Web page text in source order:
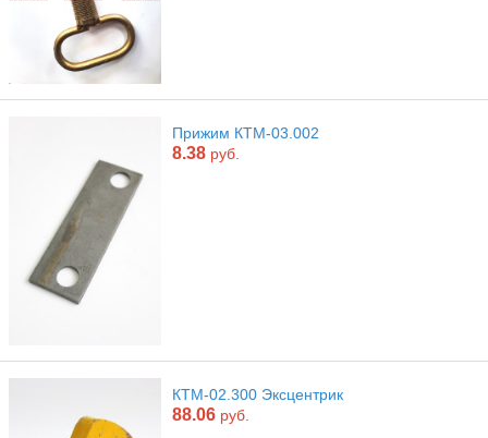
Прижим КТМ-03.002
8.38 руб.
КТМ-02.300 Эксцентрик
88.06 руб.